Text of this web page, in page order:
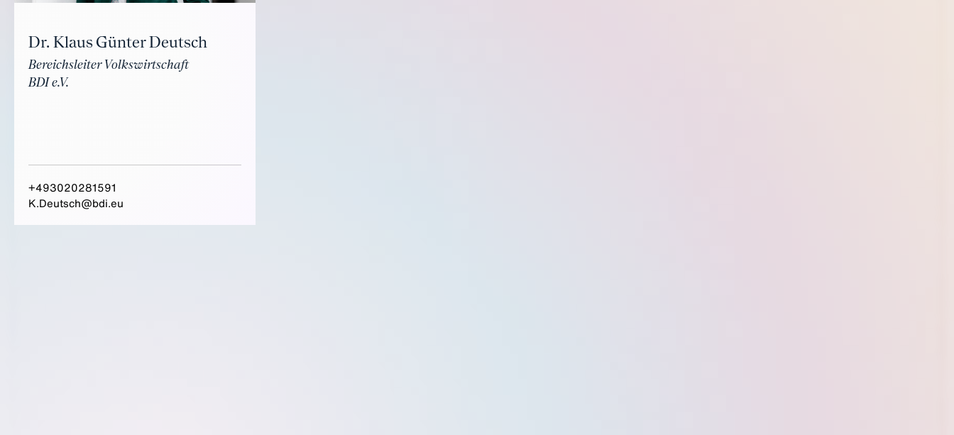
Dr. Klaus Günter Deutsch
Bereichsleiter Volkswirtschaft
BDI e.V.
+493020281591
K.Deutsch@bdi.eu